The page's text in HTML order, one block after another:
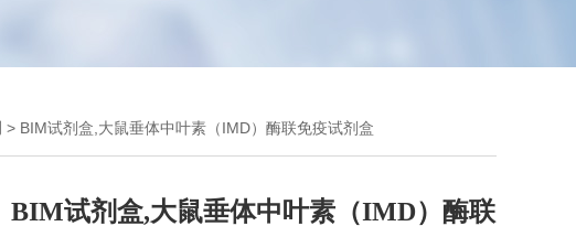
> BIM试剂盒,大鼠垂体中叶素（IMD）酶联免疫试剂盒
BIM试剂盒,大鼠垂体中叶素（IMD）酶联